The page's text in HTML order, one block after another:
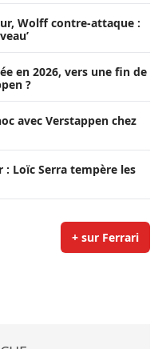
Wolff contre-attaque :
en 2026, vers une fin de
?
avec Verstappen chez
: Loïc Serra tempère les
+ sur Ferrari